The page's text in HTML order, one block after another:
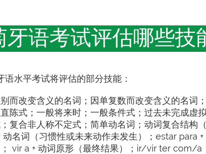
牙语考试评估哪些技
语水平考试将评估的部分技能：
而改变含义的名词；因单复数而改变含义的名词
陈式；一般将来时；一般条件式；过去未完成虚
复合非人称不定式；简单动名词；动词复合结构
名词（习惯性或未来动作未发生）；estar para
vir a + 动词原形（最终结果）；ir/vir ter com/a